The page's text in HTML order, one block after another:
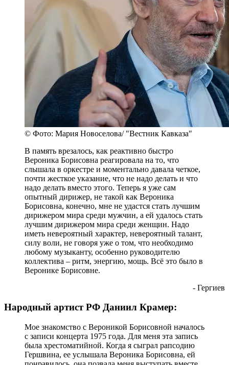
© Фото: Мария Новоселова/ "Вестник Кавказа"
В память врезалось, как реактивно быстро
Вероника Борисовна реагировала на то, что
слышала в оркестре и моментально давала четкое,
почти жесткое указание, что не надо делать и что
надо делать вместо этого. Теперь я уже сам
опытный дирижер, не такой как Вероника
Борисовна, конечно, мне не удастся стать лучшим
дирижером мира среди мужчин, а ей удалось стать
лучшим дирижером мира среди женщин. Надо
иметь невероятный характер, невероятный талант,
силу воли, не говоря уже о том, что необходимо
любому музыканту, особенно руководителю
коллектива – ритм, энергию, мощь. Всё это было в
Веронике Борисовне.
- Гергиев
Народный артист РФ Даниил Крамер:
Мое знакомство с Вероникой Борисовной началось
с записи концерта 1975 года. Для меня эта запись
была хрестоматийной. Когда я сыграл рапсодию
Гершвина, ее услышала Вероника Борисовна, ей